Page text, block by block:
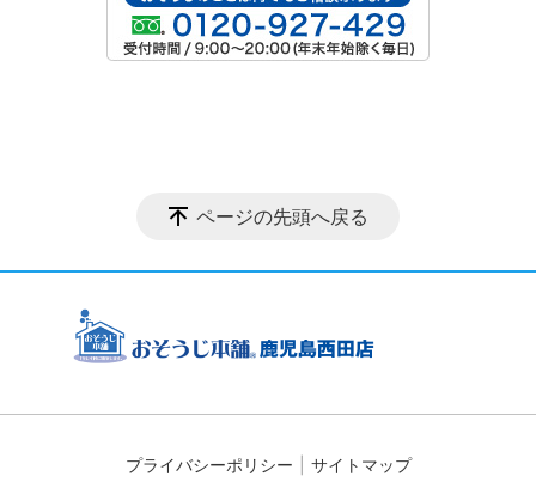
ページの先頭へ戻る
プライバシーポリシー サイトマップ